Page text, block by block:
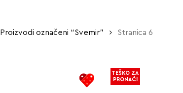
Proizvodi označeni “Svemir” Stranica 6
TEŠKO ZA
PRONAĆI